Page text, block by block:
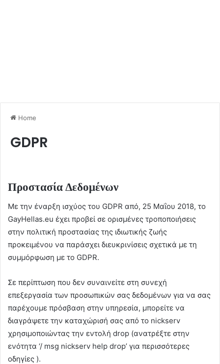
Home
GDPR
Προστασία Δεδομένων
Με την έναρξη ισχύος του GDPR από, 25 Μαΐου 2018, το
GayHellas.eu έχει προβεί σε ορισμένες τροποποιήσεις
στην πολιτική προστασίας της ιδιωτικής ζωής
προκειμένου να παράσχει διευκρινίσεις σχετικά με τη
συμμόρφωση με το GDPR.
Σε περίπτωση που δεν συναινείτε στη συνεχή
επεξεργασία των προσωπικών σας δεδομένων για να σας
παρέχουμε πρόσβαση στην υπηρεσία, μπορείτε να
διαγράψετε την καταχώρισή σας από το nickserv
χρησιμοποιώντας την εντολή drop (ανατρέξτε στην
ενότητα ‘/ msg nickserv help drop’ για περισσότερες
οδηγίες ).